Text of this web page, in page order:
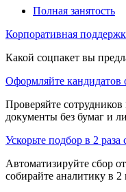
Полная занятость
Корпоративная
Какой соцпакет вы
Оформляйте кандидатов
Проверяйте
документы без бумаг и
Ускорьте подбор в 2 раза
Автоматизируйте сбор
собирайте аналитику в 2